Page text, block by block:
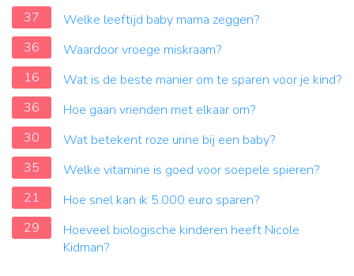
37
Welke leeftijd baby mama zeggen?
36
Waardoor vroege miskraam?
16
Wat is de beste manier om te sparen voor je kind?
36
Hoe gaan vrienden met elkaar om?
30
Wat betekent roze urine bij een baby?
35
Welke vitamine is goed voor soepele spieren?
21
Hoe snel kan ik 5.000 euro sparen?
29
Hoeveel biologische kinderen heeft Nicole
Kidman?